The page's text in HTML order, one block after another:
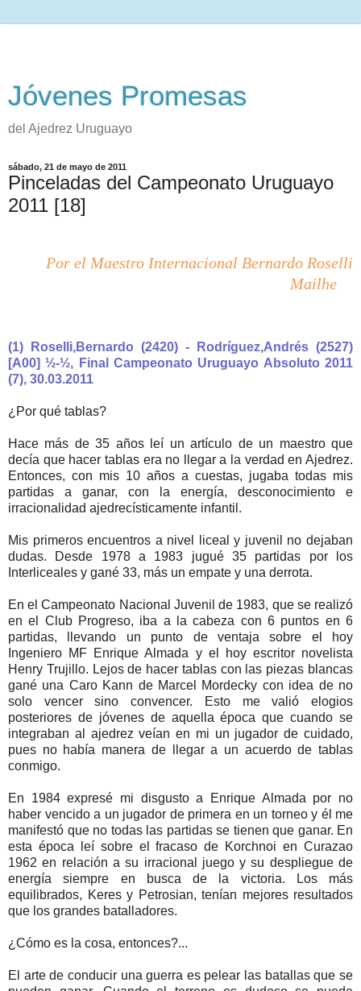
Jóvenes Promesas
del Ajedrez Uruguayo
sábado, 21 de mayo de 2011
Pinceladas del Campeonato Uruguayo
2011 [18]
Por el Maestro Internacional Bernardo Roselli
Mailhe
(1) Roselli,Bernardo (2420) - Rodríguez,Andrés (2527)
[A00] ½-½, Final Campeonato Uruguayo Absoluto 2011
(7), 30.03.2011
¿Por qué tablas?
Hace más de 35 años leí un artículo de un maestro que
decía que hacer tablas era no llegar a la verdad en Ajedrez.
Entonces, con mis 10 años a cuestas, jugaba todas mis
partidas a ganar, con la energía, desconocimiento e
irracionalidad ajedrecísticamente infantil.
Mis primeros encuentros a nivel liceal y juvenil no dejaban
dudas. Desde 1978 a 1983 jugué 35 partidas por los
Interliceales y gané 33, más un empate y una derrota.
En el Campeonato Nacional Juvenil de 1983, que se realizó
en el Club Progreso, iba a la cabeza con 6 puntos en 6
partidas, llevando un punto de ventaja sobre el hoy
Ingeniero MF Enrique Almada y el hoy escritor novelista
Henry Trujillo. Lejos de hacer tablas con las piezas blancas
gané una Caro Kann de Marcel Mordecky con idea de no
solo vencer sino convencer. Esto me valió elogios
posteriores de jóvenes de aquella época que cuando se
integraban al ajedrez veían en mi un jugador de cuidado,
pues no había manera de llegar a un acuerdo de tablas
conmigo.
En 1984 expresé mi disgusto a Enrique Almada por no
haber vencido a un jugador de primera en un torneo y él me
manifestó que no todas las partidas se tienen que ganar. En
esta época leí sobre el fracaso de Korchnoi en Curazao
1962 en relación a su irracional juego y su despliegue de
energía siempre en busca de la victoria. Los más
equilibrados, Keres y Petrosian, tenían mejores resultados
que los grandes batalladores.
¿Cómo es la cosa, entonces?...
El arte de conducir una guerra es pelear las batallas que se